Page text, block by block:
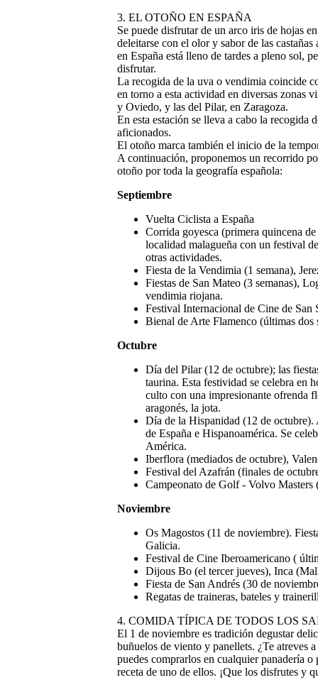
3. EL OTOÑO EN ESPAÑA
Se puede disfrutar de un arco iris de hojas
deleitarse con el olor y sabor de las
en España está lleno de tardes a pleno sol,
disfrutar.
La recogida de la uva o vendimia coincide
en torno a esta actividad en diversas zonas
y Oviedo, y las del Pilar, en Zaragoza.
En esta estación se lleva a cabo la recogida
aficionados.
El otoño marca también el inicio de la
A continuación, proponemos un recorrido
otoño por toda la geografía española:
Septiembre
Vuelta Ciclista a España
Corrida goyesca (primera quincena
localidad malagueña con un festival
otras actividades.
Fiesta de la Vendimia (1 semana),
Fiestas de San Mateo (3 semanas),
vendimia riojana.
Festival Internacional de Cine de San
Bienal de Arte Flamenco (últimas dos
Octubre
Día del Pilar (12 de octubre); las
taurina. Esta festividad se celebra en
culto con una impresionante ofrenda
aragonés, la jota.
Día de la Hispanidad (12 de octubre).
de España e Hispanoamérica. Se
América.
Iberflora (mediados de octubre),
Festival del Azafrán (finales de
Campeonato de Golf - Volvo Masters
Noviembre
Os Magostos (11 de noviembre).
Galicia.
Festival de Cine Iberoamericano (
Dijous Bo (el tercer jueves), Inca
Fiesta de San Andrés (30 de
Regatas de traineras, bateles y
4. COMIDA TÍPICA DE TODOS LOS
El 1 de noviembre es tradición degustar
buñuelos de viento y panellets. ¿Te atreves
puedes comprarlos en cualquier panadería
receta de uno de ellos. ¡Que los disfrutes y